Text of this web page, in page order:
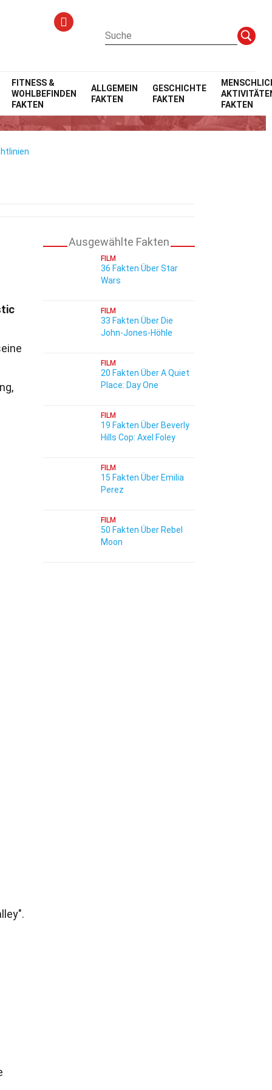
FITNESS &
WOHLBEFINDEN
FAKTEN
ALLGEMEIN
FAKTEN
GESCHICHTE
FAKTEN
FAKTEN
Ausgewählte Fakten
FILM
36 Fakten Über Star
Wars
FILM
33 Fakten Über Die
John-Jones-Höhle
FILM
20 Fakten Über A Quiet
Place: Day One
FILM
19 Fakten Über Beverly
Hills Cop: Axel Foley
FILM
15 Fakten Über Emilia
Perez
FILM
50 Fakten Über Rebel
Moon